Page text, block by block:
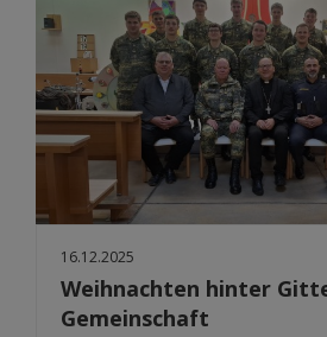
16.12.2025
Weihnachten hinter
Gemeinschaft